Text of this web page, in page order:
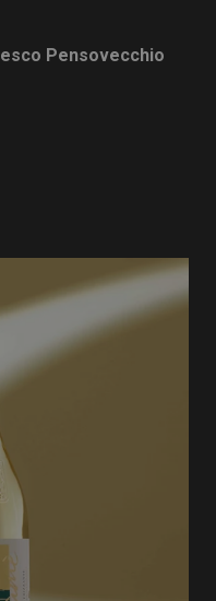
Pensovecchio